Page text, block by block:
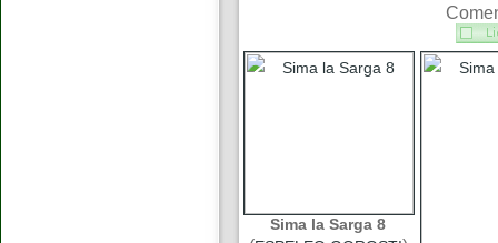
Sima la Sarga 8